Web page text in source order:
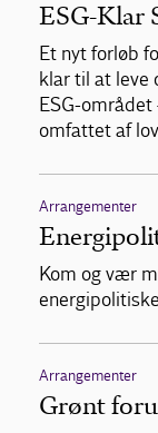
ESG-Klar
Et nyt forløb
klar til at leve
ESG-
omfattet af
Arrangementer
Kom og vær
Arrangementer
Grønt